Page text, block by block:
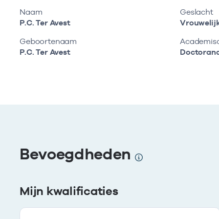
Naam
P.C. Ter Avest
Geboortenaam
P.C. Ter Avest
Geslacht
Bevoegdheden
Mijn kwalificaties